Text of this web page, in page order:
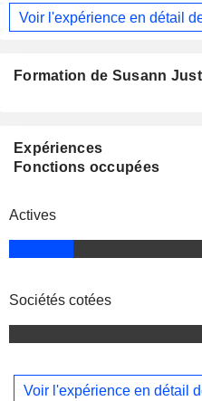
Voir l'expérience en détail
Formation de Susann
Expériences
Fonctions occupées
Actives
Sociétés cotées
Voir l'expérience en détail